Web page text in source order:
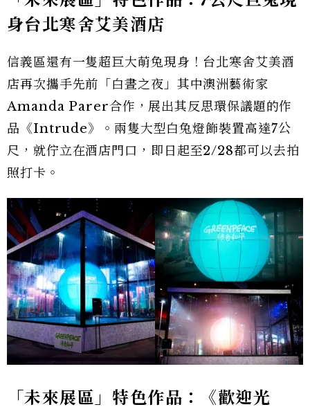
身台北寒舍艾美酒店
信義區還有一隻超巨大萌兔現身！台北寒舍艾美酒
店再次攜手先前「白晝之夜」其中澳洲藝術家
Amanda Parer合作，展出其反思環保議題的作
品《Intrude》。兩隻大型白兔燈飾裝置高達7公
尺，就佇立在酒店門口，即日起至2/28都可以去拍
照打卡。
「未來展區」特色作品：《歡迎光